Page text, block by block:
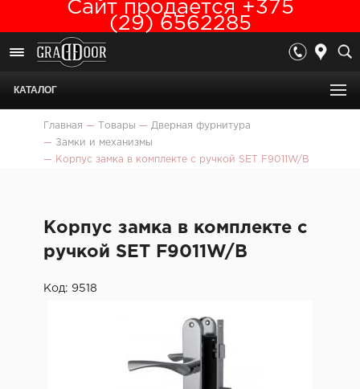
Сайт продается +375
(29) 6562285
КАТАЛОГ
Главная — Товары — Дверная фурнитура
— Замки и механизмы
—
Корпус замка в комплекте с ручкой SET F9011W/B
Корпус замка в комплекте с
ручкой SET F9011W/B
Код: 9518